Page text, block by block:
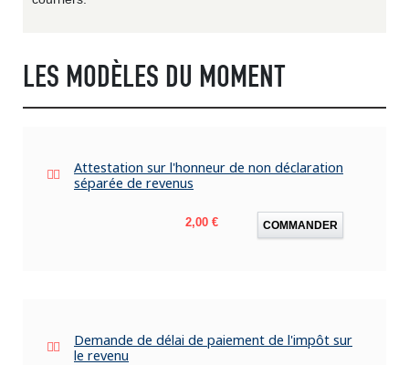
LES MODÈLES DU MOMENT
Attestation sur l'honneur de non déclaration
séparée de revenus
Prix
2,00 € COMMANDER
Demande de délai de paiement de l'impôt sur
le revenu